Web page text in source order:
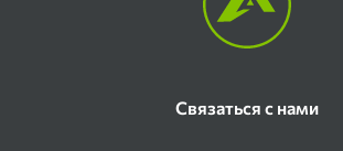
Связаться с нами